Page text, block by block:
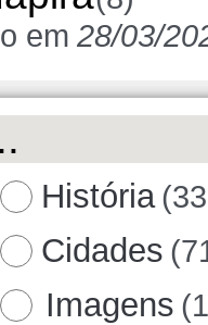
em28/03/
História
Cidades
Imagens